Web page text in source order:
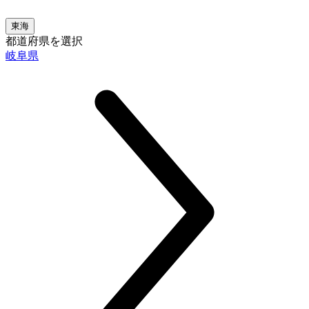
東海
都道府県を選択
岐阜県